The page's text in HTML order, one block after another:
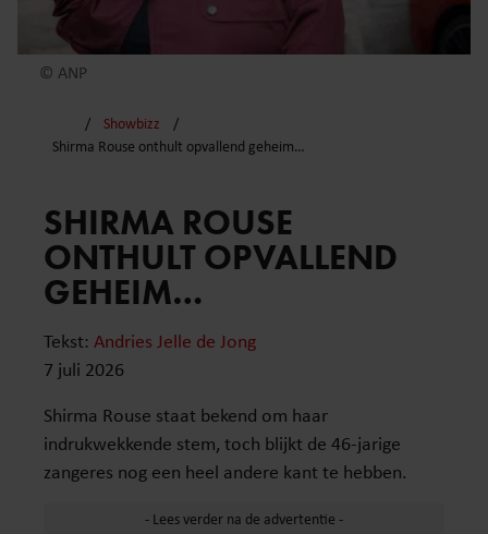
© ANP
Showbizz
Shirma Rouse onthult opvallend geheim…
SHIRMA ROUSE
ONTHULT OPVALLEND
GEHEIM…
Tekst: Andries Jelle de Jong
7 juli 2026
Shirma Rouse staat bekend om haar
indrukwekkende stem, toch blijkt de 46-jarige
zangeres nog een heel andere kant te hebben.